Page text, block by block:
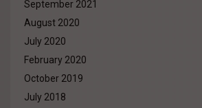
September 2021
August 2020
July 2020
February 2020
October 2019
July 2018